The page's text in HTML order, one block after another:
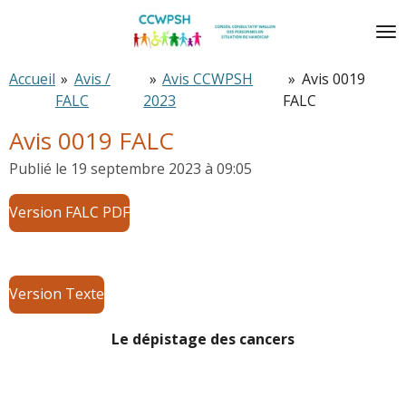
principal
Accueil » Avis /
FALC
» Avis CCWPSH
2023
» Avis 0019
FALC
Avis 0019 FALC
Publié le 19 septembre 2023 à 09:05
Version FALC PDF
Version Texte
Le dépistage des cancers